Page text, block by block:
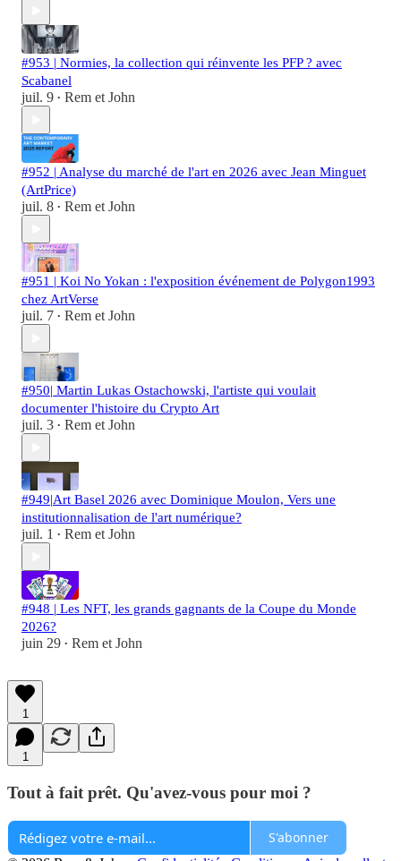
#953 | Normies, la collection qui réinvente les PFP ? avec
Scabanel
juil. 9 • Rem et John
#952 | Analyse du marché de l'art en 2026 avec Jean Minguet
(ArtPrice)
juil. 8 • Rem et John
#951 | Koi No Yokan : l'exposition événement de Polygon1993
chez ArtVerse
juil. 7 • Rem et John
#950| Martin Lukas Ostachowski, l'artiste qui voulait
documenter l'histoire du Crypto Art
juil. 3 • Rem et John
#949|Art Basel 2026 avec Dominique Moulon, Vers une
institutionnalisation de l'art numérique?
juil. 1 • Rem et John
#948 | Les NFT, les grands gagnants de la Coupe du Monde
2026?
juin 29 • Rem et John
1
1
Tout à fait prêt. Qu'avez-vous pour moi ?
S'abonner